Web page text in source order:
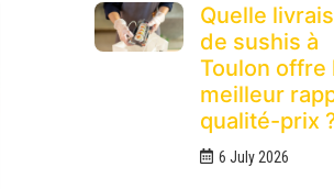
Quelle
de sushis à
Toulon offre
meilleur
qualité-prix
6 July 2026